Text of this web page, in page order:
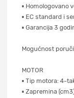
▪ Homologovano
▪ EC standard i
▪ Garancija 3
Mogućnost
MOTOR
▪ Tip motora: 4-
▪ Zapremina